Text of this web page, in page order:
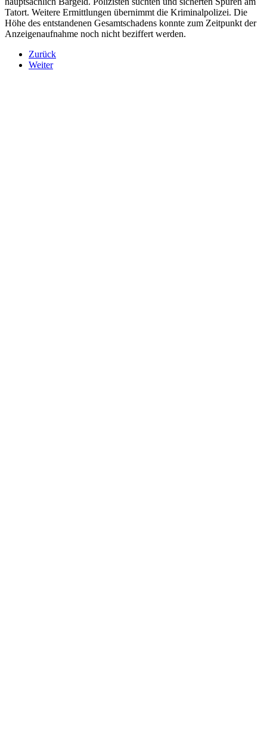
Tatort. Weitere Ermittlungen übernimmt die Kriminalpolizei. Die
Höhe des entstandenen Gesamtschadens konnte zum Zeitpunkt der
Anzeigenaufnahme noch nicht beziffert werden.
Zurück
Weiter